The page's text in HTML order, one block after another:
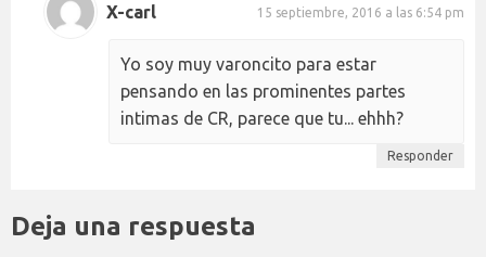
X-carl 15 septiembre, 2016 a las 6:54 pm
Yo soy muy varoncito para estar
pensando en las prominentes partes
intimas de CR, parece que tu... ehhh?
Responder
Deja una respuesta